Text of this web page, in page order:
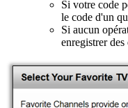
Si votre code
le code d'un
Si aucun
enregistrer